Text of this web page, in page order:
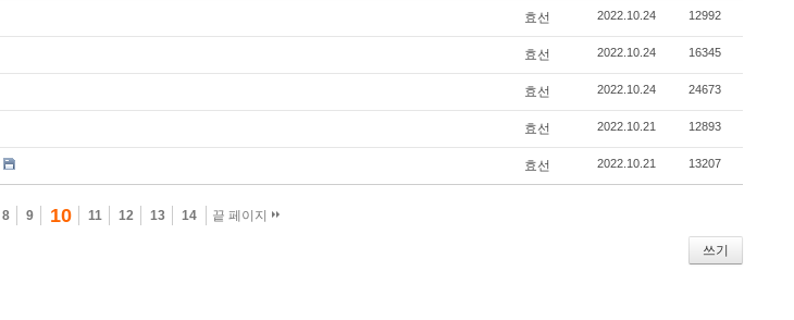
효선 2022.10.24 12992
효선 2022.10.24 16345
효선 2022.10.24 24673
효선 2022.10.21 12893
효선 2022.10.21 13207
8 9 10 11 12 13 14 끝 페이지
쓰기